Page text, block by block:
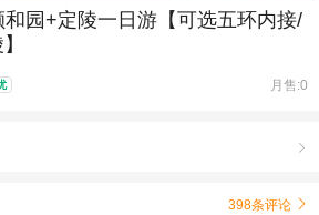
园+定陵一日游【可选五环内接/
月售:0

398条评论 